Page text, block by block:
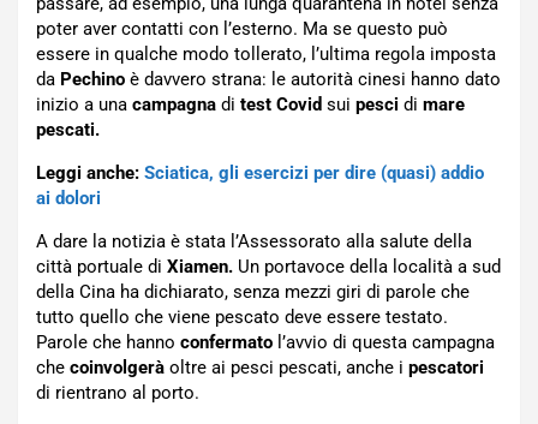
poter aver contatti con l’esterno. Ma se questo può
essere in qualche modo tollerato, l’ultima regola imposta
da Pechino è davvero strana: le autorità cinesi hanno dato
inizio a una campagna di test Covid sui pesci di mare
pescati.
Leggi anche: Sciatica, gli esercizi per dire (quasi) addio
ai dolori
A dare la notizia è stata l’Assessorato alla salute della
città portuale di Xiamen. Un portavoce della località a sud
della Cina ha dichiarato, senza mezzi giri di parole che
tutto quello che viene pescato deve essere testato.
Parole che hanno confermato l’avvio di questa campagna
che coinvolgerà oltre ai pesci pescati, anche i pescatori
di rientrano al porto.